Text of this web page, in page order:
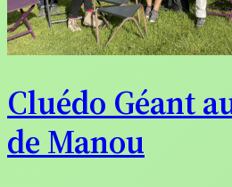
Cluédo Géant
de Manou